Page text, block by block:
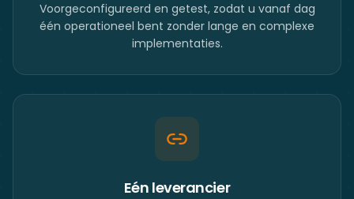
Voorgeconfigureerd en getest, zodat u vanaf dag
één operationeel bent zonder lange en complexe
implementaties.
Eén leverancier